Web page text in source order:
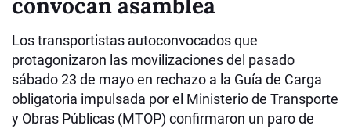
Los transportistas autoconvocados que
protagonizaron las movilizaciones del pasado
sábado 23 de mayo en rechazo a la Guía de Carga
obligatoria impulsada por el Ministerio de Transporte
y Obras Públicas (MTOP) confirmaron un paro de